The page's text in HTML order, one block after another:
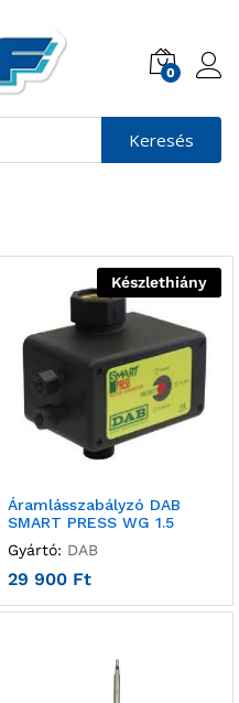
0
Keresés
Készlethiány
Áramlásszabályzó DAB
SMART PRESS WG 1.5
Gyártó: DAB
29 900 Ft